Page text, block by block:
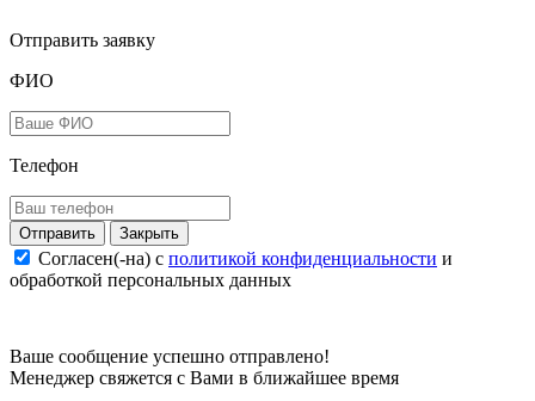
Отправить заявку
ФИО
Телефон
Закрыть
Согласен(-на) c политикой конфиденциальности и
обработкой персональных данных
Ваше сообщение успешно отправлено!
Менеджер свяжется с Вами в ближайшее время